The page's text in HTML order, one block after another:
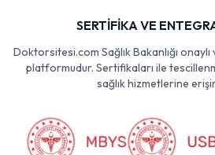
SERTİFİKA VE
Doktorsitesi.com Sağlık Bakanlığı
platformudur. Sertifikaları ile
sağlık hizmetlerine